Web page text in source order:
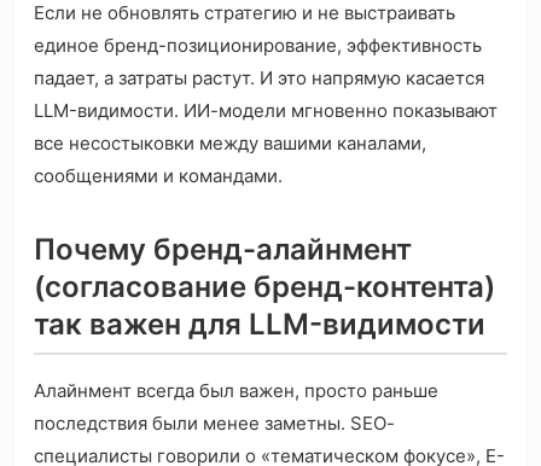
Если не обновлять стратегию и не выстраивать
единое бренд-позиционирование, эффективность
падает, а затраты растут. И это напрямую касается
LLM-видимости. ИИ-модели мгновенно показывают
все несостыковки между вашими каналами,
сообщениями и командами.
Почему бренд-алайнмент
(согласование бренд-контента)
так важен для LLM-видимости
Алайнмент всегда был важен, просто раньше
последствия были менее заметны. SEО-
специалисты говорили о «тематическом фокусе», E-